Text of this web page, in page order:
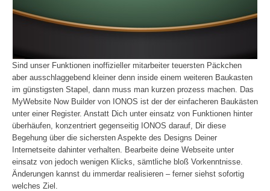
Sind unser Funktionen inoffizieller mitarbeiter teuersten Päckchen
aber ausschlaggebend kleiner denn inside einem weiteren Baukasten
im günstigsten Stapel, dann muss man kurzen prozess machen. Das
MyWebsite Now Builder von IONOS ist der der einfacheren Baukästen
unter einer Register. Anstatt Dich unter einsatz von Funktionen hinter
überhäufen, konzentriert gegenseitig IONOS darauf, Dir diese
Begehung über die sichersten Aspekte des Designs Deiner
Internetseite dahinter verhalten. Bearbeite deine Webseite unter
einsatz von jedoch wenigen Klicks, sämtliche bloß Vorkenntnisse.
Änderungen kannst du immerdar realisieren – ferner siehst sofortig
welches Ziel.